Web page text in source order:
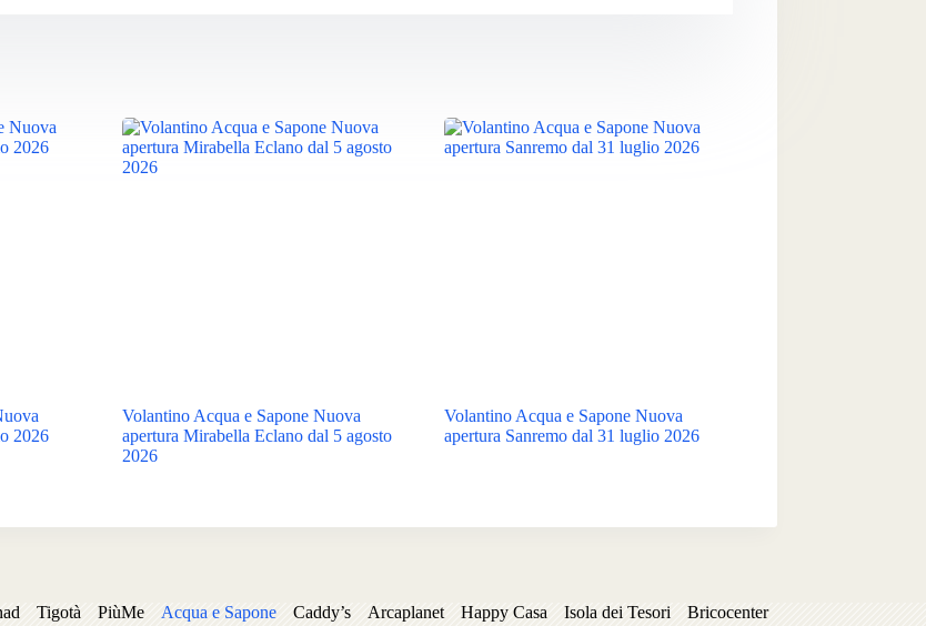
2026
Volantino Acqua e Sapone Nuova
apertura Mirabella Eclano dal 5 agosto
2026
Volantino Acqua e Sapone Nuova
apertura Sanremo dal 31 luglio 2026
Tigotà PiùMe Acqua e Sapone Caddy’s Arcaplanet Happy Casa Isola dei Tesori
Bricocenter